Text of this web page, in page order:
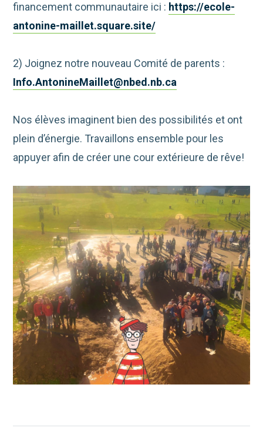
financement communautaire ici : https://ecole-
antonine-maillet.square.site/
2) Joignez notre nouveau Comité de parents :
Info.AntonineMaillet@nbed.nb.ca
Nos élèves imaginent bien des possibilités et ont
plein d’énergie. Travaillons ensemble pour les
appuyer afin de créer une cour extérieure de rêve!